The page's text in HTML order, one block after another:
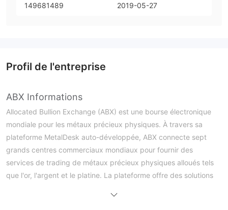
149681489
2019-05-27
Profil de l'entreprise
ABX Informations
Allocated Bullion Exchange (ABX) est une bourse électronique
mondiale pour les métaux précieux physiques. À travers sa
plateforme MetalDesk auto-développée, ABX connecte sept
grands centres commerciaux mondiaux pour fournir des
services de trading de métaux précieux physiques alloués tels
que l'or, l'argent et le platine. La plateforme offre des solutions